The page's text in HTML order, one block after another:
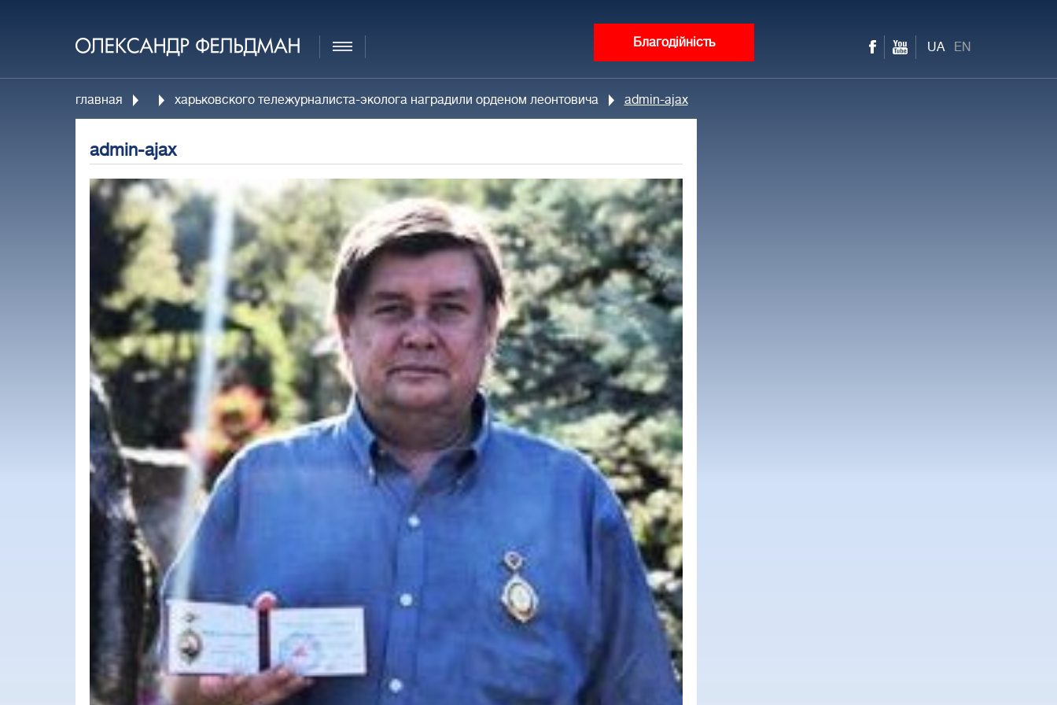
Благодійність UA EN
главная харьковского тележурналиста-эколога наградили орденом леонтовича admin-ajax
admin-ajax